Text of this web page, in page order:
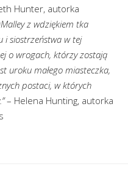
Hunter, autorka
z wdziękiem tka
i siostrzeństwa w tej
o wrogach, którzy zostają
uroku małego miasteczka,
postaci, w których
– Helena Hunting, autorka